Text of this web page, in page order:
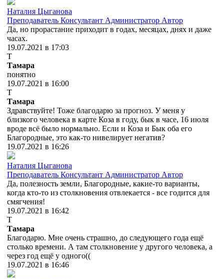
Наталия Цыганова
Преподаватель Консультант Администратор Автор
Да, но прорастание приходит в годах, месяцах, днях и даже
часах.
19.07.2021 в 17:03
Т
Тамара
понятно
19.07.2021 в 16:00
Т
Тамара
Здравствуйте! Тоже благодарю за прогноз. У меня у
близкого человека в карте Коза в году, бык в часе, 16 июля
вроде всё было нормально. Если и Коза и Бык оба его
Благородные, это как-то нивелирует негатив?
19.07.2021 в 16:26
Наталия Цыганова
Преподаватель Консультант Администратор Автор
Да, полезность земли, Благородные, какие-то варианты,
когда кто-то из столкновения отвлекается - все годится для
смягчения!
19.07.2021 в 16:42
Т
Тамара
Благодарю. Мне очень страшно, до следующего года ещё
столько времени. А там столкновение у другого человека, а
через год ещё у одного((
19.07.2021 в 16:46